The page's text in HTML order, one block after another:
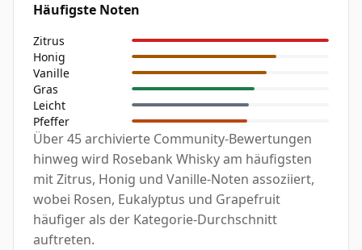
Häufigste Noten
Zitrus
Honig
Vanille
Gras
Leicht
Pfeffer
Über 45 archivierte Community-Bewertungen
hinweg wird Rosebank Whisky am häufigsten
mit Zitrus, Honig und Vanille-Noten assoziiert,
wobei Rosen, Eukalyptus und Grapefruit
häufiger als der Kategorie-Durchschnitt
auftreten.